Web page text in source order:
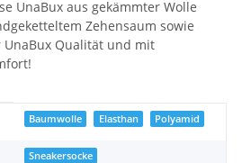
UnaBux aus gekämmter Wolle
Zehensaum sowie
Qualität und mit
Baumwolle Elasthan Polyamid
Sneakersocke